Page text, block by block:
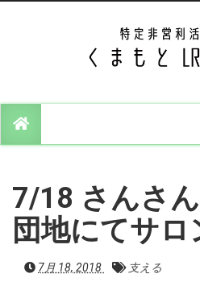
7/18 さんさ
団地にてサ
7月 18, 2018 支える